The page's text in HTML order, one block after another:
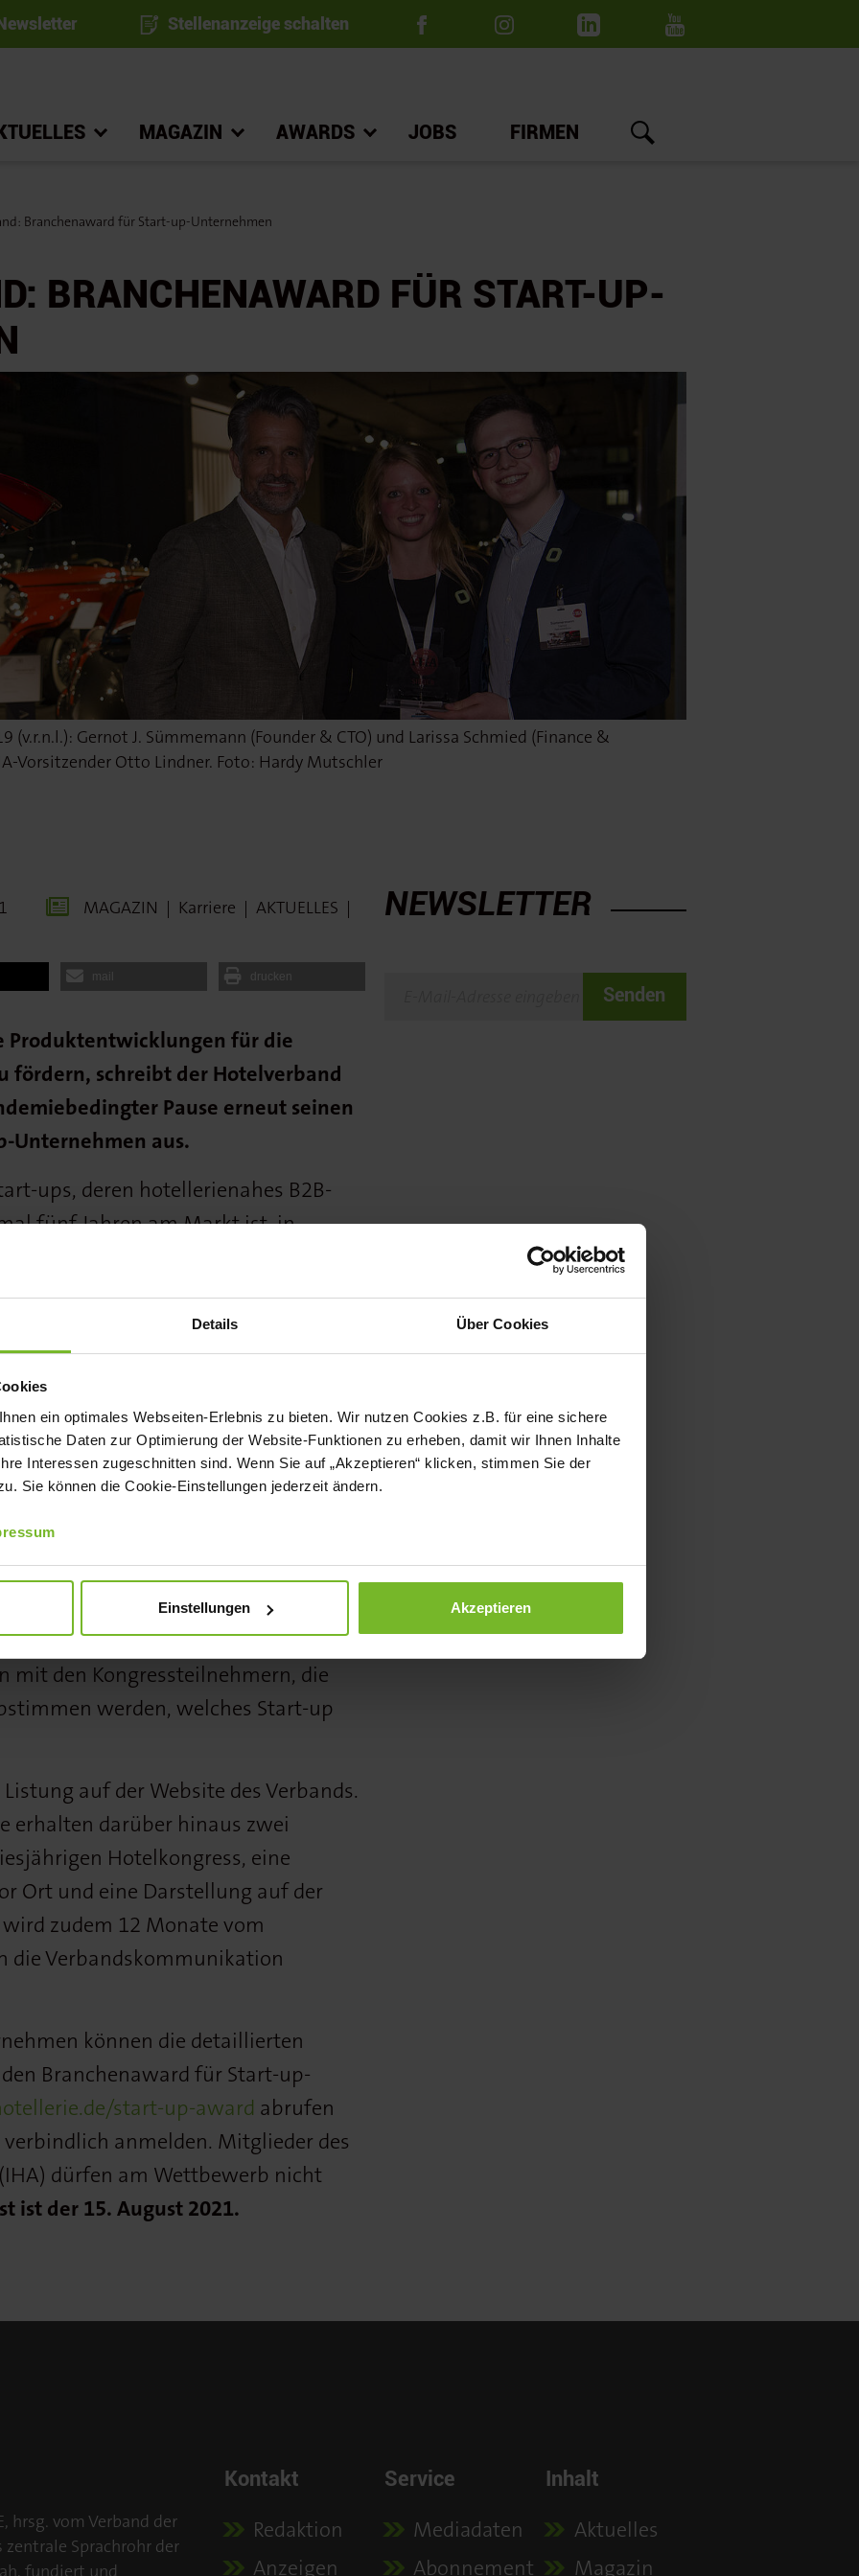
Details Über Cookies
ein optimales Webseiten-Erlebnis zu bieten. Wir nutzen Cookies z.B. für eine sichere
Daten zur Optimierung der Website-Funktionen zu erheben, damit wir Ihnen Inhalte
Interessen zugeschnitten sind. Wenn Sie auf „Akzeptieren“ klicken, stimmen Sie der
Sie können die Cookie-Einstellungen jederzeit ändern.
Einstellungen Akzeptieren
Stellenanzeige schalten
MAGAZIN AWARDS JOBS FIRMEN
Branchenaward für Start-up-Unternehmen
BRANCHENAWARD FÜR START-UP-
Gernot J. Sümmemann (Founder & CTO) und Larissa Schmied (Finance &
Vorsitzender Otto Lindner. Foto: Hardy Mutschler
MAGAZIN | Karriere | AKTUELLES |
mail drucken
Produktentwicklungen für die
fördern, schreibt der Hotelverband
Pause erneut seinen
Unternehmen aus.
ups, deren hotellerienahes B2B-
fünf Jahren am Markt ist, in
ist und sämtliche Hotelbereiche, wie
Betriebsführung oder
Pandemie hat für die Branche einen
in der Breite mit sich gebracht.
Digitallösungen für den Hotelalltag
daher wie bewährt
eine unvergleichliche
und Fachaustausch bieten“,
Lindner.
Einreichungen maximal fünf Start-ups
zum IHA-Hotelkongress nach Berlin
sie Gelegenheit zu einer Pitch-
mit den Kongressteilnehmern, die
werden, welches Start-up
auf der Website des Verbands.
erhalten darüber hinaus zwei
Hotelkongress, eine
Ort und eine Darstellung auf der
zudem 12 Monate vom
die Verbandskommunikation
können die detaillierten
Branchenaward für Start-up-
start-up-award abrufen
anmelden. Mitglieder des
dürfen am Wettbewerb nicht
ist der 15. August 2021.
NEWSLETTER
Senden
hrsg. vom Verband der
zentrale Sprachrohr der
fundiert und
Kontakt
Redaktion
Anzeigen
Service
Mediadaten
Abonnement
Inhalt
Aktuelles
Magazin